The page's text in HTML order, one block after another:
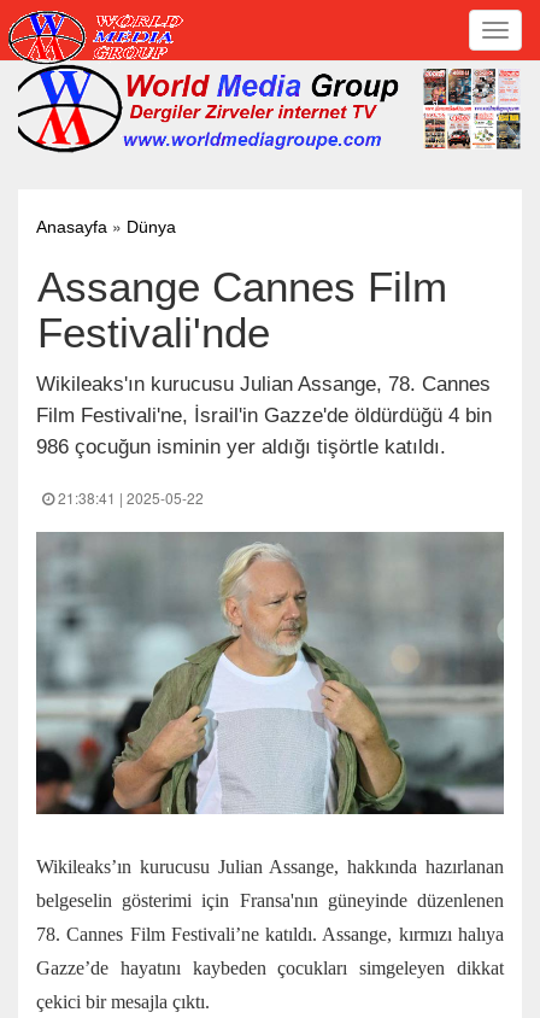
Anasayfa » Dünya
Assange Cannes Film
Festivali'nde
Wikileaks'ın kurucusu Julian Assange, 78. Cannes
Film Festivali'ne, İsrail'in Gazze'de öldürdüğü 4 bin
986 çocuğun isminin yer aldığı tişörtle katıldı.
21:38:41 | 2025-05-22
Wikileaks’ın kurucusu Julian Assange, hakkında hazırlanan
belgeselin gösterimi için Fransa'nın güneyinde düzenlenen
78. Cannes Film Festivali’ne katıldı. Assange, kırmızı halıya
Gazze’de hayatını kaybeden çocukları simgeleyen dikkat
çekici bir mesajla çıktı.